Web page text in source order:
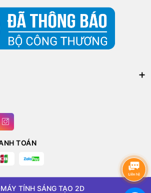
TOÁN
MÁY TÍNH SÁNG TẠO 2D